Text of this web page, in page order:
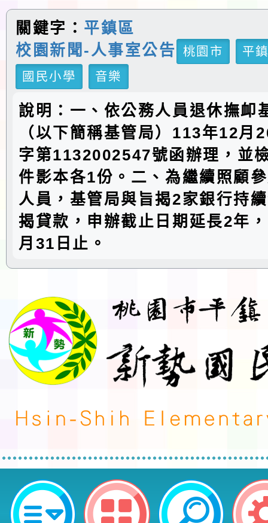
關鍵字： 平鎮區
校園新聞-人事室公告
桃園市
平
國民小學
音樂
說明：一、依公務人員退休撫卹
（以下簡稱基管局）113年12月
字第1132002547號函辦理，並
件影本各1份。二、為繼續照顧
人員，基管局與旨揭2家銀行持
揭貸款，申辦截止日期延長2年
月31日止。
neilctes網站設計者：徐嘉裕